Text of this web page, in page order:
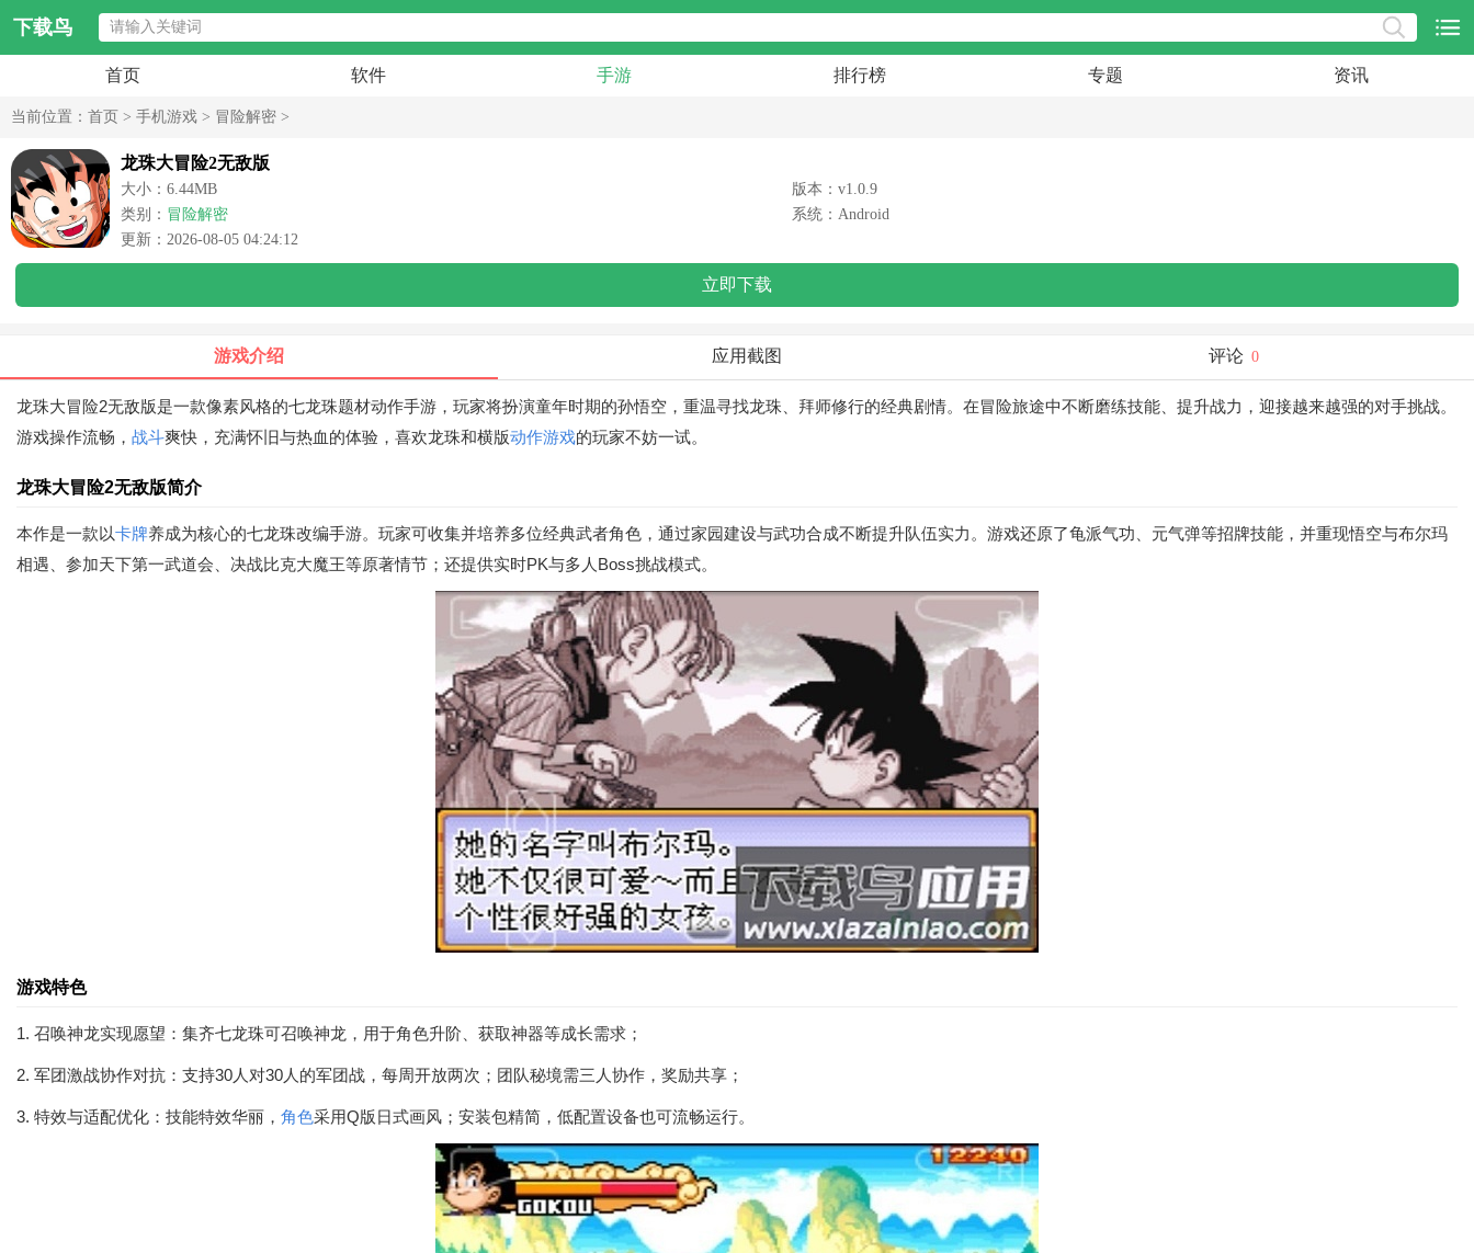
下载鸟
首页 软件 手游 排行榜 专题 资讯
当前位置： 首页 > 手机游戏 > 冒险解密 >
龙珠大冒险2无敌版
大小：6.44MB
版本：v1.0.9
类别： 冒险解密
系统：Android
更新：2026-08-05 04:24:12
立即下载
游戏介绍 应用截图 评论 0
龙珠大冒险2无敌版是一款像素风格的七龙珠题材动作手游，玩家将扮演童年时期的孙悟空，重温寻找龙珠、拜师修行的经典剧情。在冒险旅途中不断磨练技能、提升战力，迎接越来越强的对手挑战。
游戏操作流畅， 战斗爽快，充满怀旧与热血的体验，喜欢龙珠和横版动作游戏的玩家不妨一试。
龙珠大冒险2无敌版简介
本作是一款以卡牌养成为核心的七龙珠改编手游。玩家可收集并培养多位经典武者角色，通过家园建设与武功合成不断提升队伍实力。游戏还原了龟派气功、元气弹等招牌技能，并重现悟空与布尔玛
相遇、参加天下第一武道会、决战比克大魔王等原著情节；还提供实时PK与多人Boss挑战模式。
游戏特色
1. 召唤神龙实现愿望：集齐七龙珠可召唤神龙，用于角色升阶、获取神器等成长需求；
2. 军团激战协作对抗：支持30人对30人的军团战，每周开放两次；团队秘境需三人协作，奖励共享；
3. 特效与适配优化：技能特效华丽， 角色采用Q版日式画风；安装包精简，低配置设备也可流畅运行。